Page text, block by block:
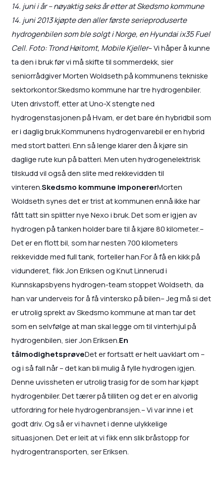
14. juni i år – nøyaktig seks år etter at Skedsmo kommune
14. juni 2013 kjøpte den aller første serieproduserte
hydrogenbilen som ble solgt i Norge, en Hyundai ix35 Fuel
Cell. Foto: Trond Høitomt, Mobile Kjeller– Vi håper å kunne
ta den i bruk før vi må skifte til sommerdekk, sier
seniorrådgiver Morten Woldseth på kommunens tekniske
sektorkontor.Skedsmo kommune har tre hydrogenbiler.
Uten drivstoff, etter at Uno-X stengte ned
hydrogenstasjonen på Hvam, er det bare én hybridbil som
er i daglig bruk.Kommunens hydrogenvarebil er en hybrid
med stort batteri. Enn så lenge klarer den å kjøre sin
daglige rute kun på batteri. Men uten hydrogenelektrisk
tilskudd vil også den slite med rekkevidden til
vinteren.Skedsmo kommune imponererMorten
Woldseth synes det er trist at kommunen ennå ikke har
fått tatt sin splitter nye Nexo i bruk. Det som er igjen av
hydrogen på tanken holder bare til å kjøre 80 kilometer.–
Det er en flott bil, som har nesten 700 kilometers
rekkevidde med full tank, forteller han.For å få en kikk på
vidunderet, fikk Jon Eriksen og Knut Linnerud i
Kunnskapsbyens hydrogen-team stoppet Woldseth, da
han var underveis for å få vintersko på bilen– Jeg må si det
er utrolig sprekt av Skedsmo kommune at man tar det
som en selvfølge at man skal legge om til vinterhjul på
hydrogenbilen, sier Jon Eriksen.En
tålmodighetsprøveDet er fortsatt er helt uavklart om –
og i så fall når – det kan bli mulig å fylle hydrogen igjen.
Denne uvissheten er utrolig trasig for de som har kjøpt
hydrogenbiler. Det tærer på tilliten og det er en alvorlig
utfordring for hele hydrogenbransjen.– Vi var inne i et
godt driv. Og så er vi havnet i denne ulykkelige
situasjonen. Det er leit at vi fikk enn slik bråstopp for
hydrogentransporten, ser Eriksen.